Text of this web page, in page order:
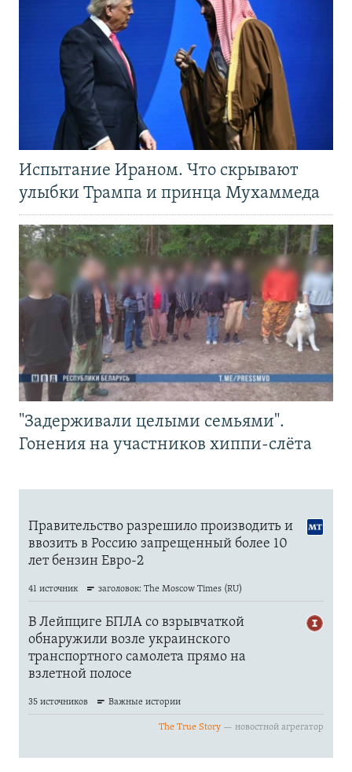
Испытание Ираном. Что скрывают
улыбки Трампа и принца Мухаммеда
"Задерживали целыми семьями".
Гонения на участников хиппи-слёта